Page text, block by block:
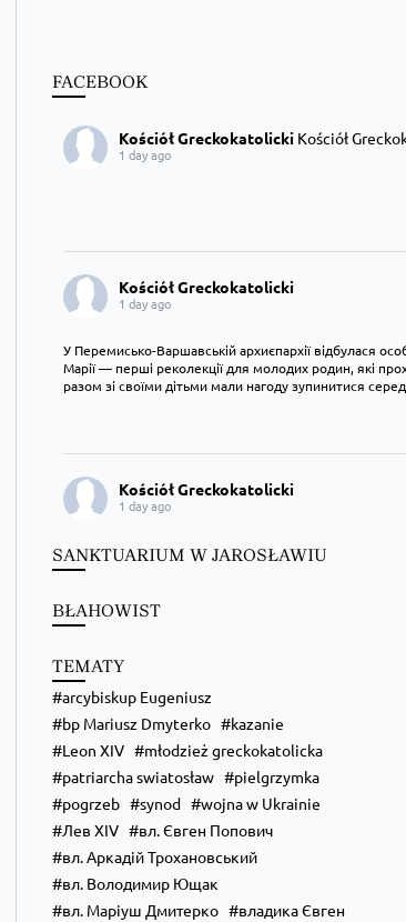
FACEBOOK
Kościół Greckokatolicki Kościół
1 day ago
Kościół Greckokatolicki
1 day ago
У Перемисько-Варшавській архиєпархії відбулася
Марії — перші реколекції для молодих родин, які
разом зі своїми дітьми мали нагоду зупинитися
Kościół Greckokatolicki
1 day ago
Преображення Господнє в Лодзі
SANKTUARIUM W JAROSŁAWIU
BŁAHOWIST
TEMATY
arcybiskup Eugeniusz
bp Mariusz Dmyterko
kazanie
Leon XIV
młodzież greckokatolicka
patriarcha swiatosław
pielgrzymka
pogrzeb
synod
wojna w Ukrainie
Лев XIV
вл. Євген Попович
вл. Аркадій Трохановський
вл. Володимир Ющак
вл. Маріуш Дмитерко
владика Євген